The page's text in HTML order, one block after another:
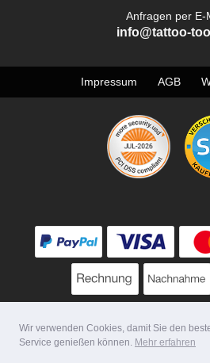
Wir verwenden Cookies, damit Sie den
Service genießen können. Mehr erfahren
Anfragen per E-
info@tattoo-
Impressum AGB